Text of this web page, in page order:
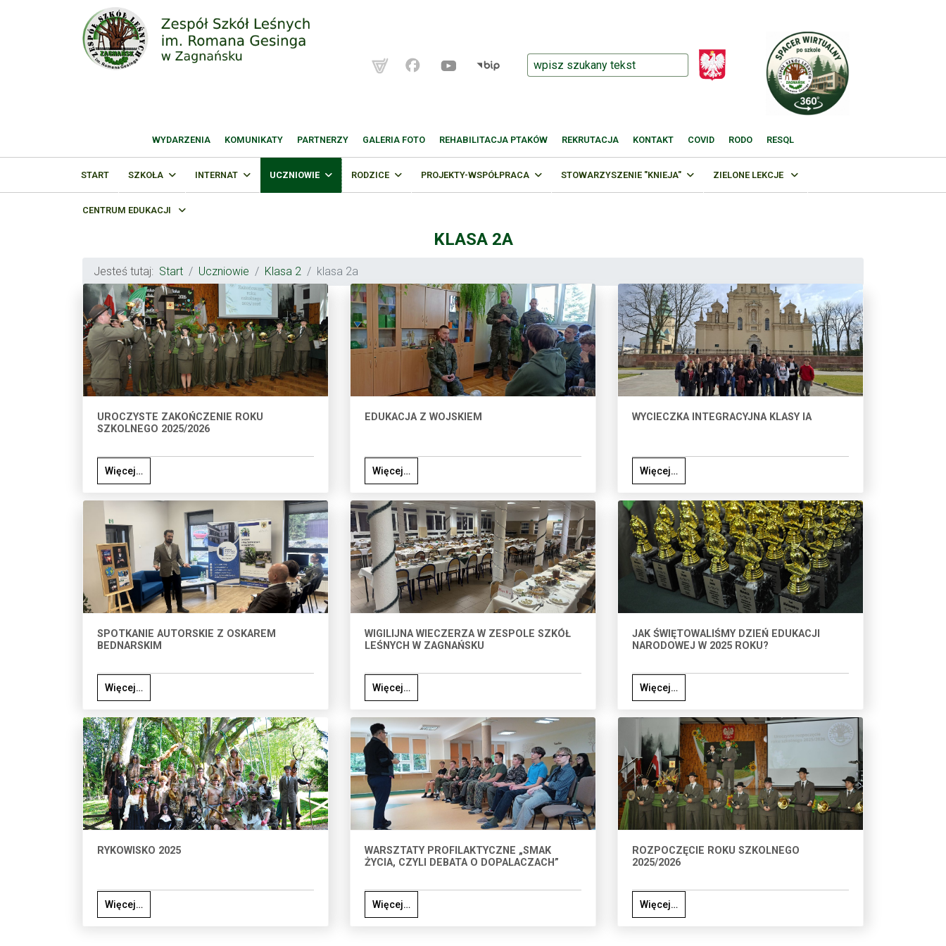
WYDARZENIA KOMUNIKATY PARTNERZY GALERIA FOTO REHABILITACJA PTAKÓW REKRUTACJA KONTAKT COVID RODO RESQL
START SZKOŁA INTERNAT UCZNIOWIE RODZICE PROJEKTY-WSPÓŁPRACA STOWARZYSZENIE "KNIEJA" ZIELONE LEKCJE
CENTRUM EDUKACJI
KLASA 2A
Jesteś tutaj: Start Uczniowie Klasa 2 klasa 2a
UROCZYSTE ZAKOŃCZENIE ROKU
SZKOLNEGO 2025/2026
Więcej…
EDUKACJA Z WOJSKIEM
Więcej…
WYCIECZKA INTEGRACYJNA KLASY IA
Więcej…
SPOTKANIE AUTORSKIE Z OSKAREM
BEDNARSKIM
Więcej…
WIGILIJNA WIECZERZA W ZESPOLE SZKÓŁ
LEŚNYCH W ZAGNAŃSKU
Więcej…
JAK ŚWIĘTOWALIŚMY DZIEŃ EDUKACJI
NARODOWEJ W 2025 ROKU?
Więcej…
RYKOWISKO 2025
Więcej…
WARSZTATY PROFILAKTYCZNE „SMAK
ŻYCIA, CZYLI DEBATA O DOPALACZACH”
Więcej…
ROZPOCZĘCIE ROKU SZKOLNEGO
2025/2026
Więcej…